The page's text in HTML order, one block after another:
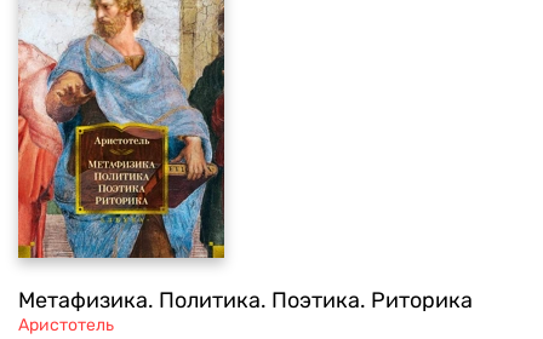
Метафизика. Политика. Поэтика. Риторика
Аристотель